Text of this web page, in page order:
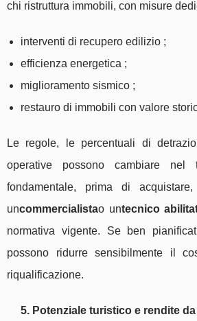
chi ristruttura immobili, con misure
interventi di recupero edilizio ;
efficienza energetica ;
miglioramento sismico ;
restauro di immobili con valore
Le regole, le percentuali di
operative possono cambiare nel
fondamentale, prima di
uncommercialistao untecnico
normativa vigente. Se ben
possono ridurre sensibilmente il
riqualificazione.
5. Potenziale turistico e rendite